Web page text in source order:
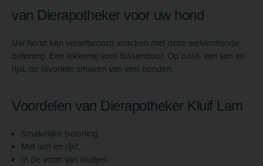
van Dierapotheker voor uw hond
Uw hond kan verantwoord snacken met deze welverdiende
beloning. Een lekkernij voor tussendoor. Op basis van lam en
rijst, de favoriete smaken van veel honden.
Voordelen van Dierapotheker Kluif Lam
Smakelijke beloning.
Met lam en rijst.
In de vorm van kluifjes.